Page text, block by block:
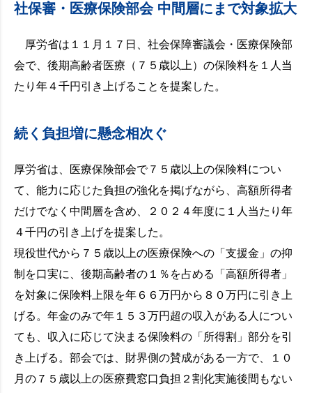
社保審・医療保険部会 中間層にまで対象拡大
厚労省は１１月１７日、社会保障審議会・医療保険部
会で、後期高齢者医療（７５歳以上）の保険料を１人当
たり年４千円引き上げることを提案した。
続く負担増に懸念相次ぐ
厚労省は、医療保険部会で７５歳以上の保険料につい
て、能力に応じた負担の強化を掲げながら、高額所得者
だけでなく中間層を含め、２０２４年度に１人当たり年
４千円の引き上げを提案した。
現役世代から７５歳以上の医療保険への「支援金」の抑
制を口実に、後期高齢者の１％を占める「高額所得者」
を対象に保険料上限を年６６万円から８０万円に引き上
げる。年金のみで年１５３万円超の収入がある人につい
ても、収入に応じて決まる保険料の「所得割」部分を引
き上げる。部会では、財界側の賛成がある一方で、１０
月の７５歳以上の医療費窓口負担２割化実施後間もない